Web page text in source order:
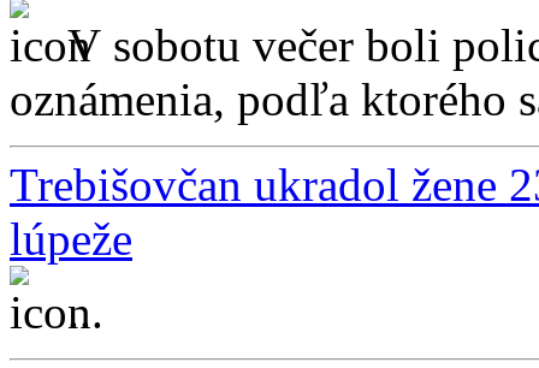
V sobotu večer boli
oznámenia, podľa ktorého
Trebišovčan ukradol žene
lúpeže
...